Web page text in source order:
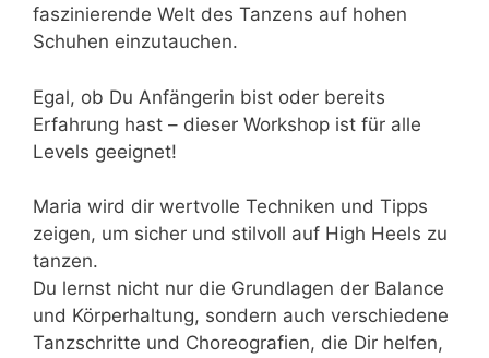
faszinierende Welt des Tanzens auf hohen
Schuhen einzutauchen.
Egal, ob Du Anfängerin bist oder bereits
Erfahrung hast – dieser Workshop ist für alle
Levels geeignet!
Maria wird dir wertvolle Techniken und Tipps
zeigen, um sicher und stilvoll auf High Heels zu
tanzen.
Du lernst nicht nur die Grundlagen der Balance
und Körperhaltung, sondern auch verschiedene
Tanzschritte und Choreografien, die Dir helfen,